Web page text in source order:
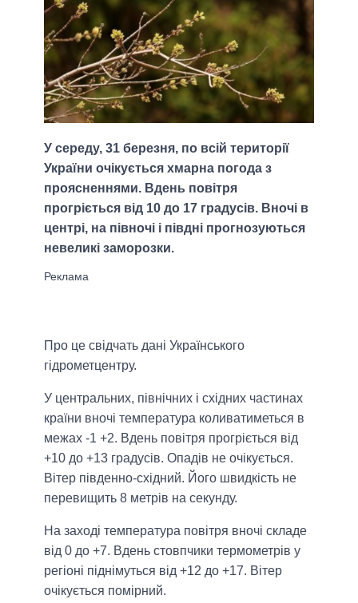
У середу, 31 березня, по всій території
України очікується хмарна погода з
проясненнями. Вдень повітря
прогріється від 10 до 17 градусів. Вночі в
центрі, на півночі і півдні прогнозуються
невеликі заморозки.
Про це свідчать дані Українського
гідрометцентру.
У центральних, північних і східних частинах
країни вночі температура коливатиметься в
межах -1 +2. Вдень повітря прогріється від
+10 до +13 градусів. Опадів не очікується.
Вітер південно-східний. Його швидкість не
перевищить 8 метрів на секунду.
На заході температура повітря вночі складе
від 0 до +7. Вдень стовпчики термометрів у
регіоні піднімуться від +12 до +17. Вітер
очікується помірний.